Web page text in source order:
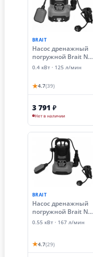
BRAIT
Насос дренажный
погружной Brait ND-
400D (0.4 кВт,
0.4 кВт · 125 л/мин
★4.7(39)
3 791 ₽
Нет в наличии
BRAIT
Насос дренажный
погружной Brait ND-
550C (0.55 кВт,
0.55 кВт · 167 л/мин
★4.7(29)